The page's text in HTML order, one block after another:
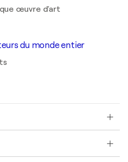
œuvre d'art
du monde entier